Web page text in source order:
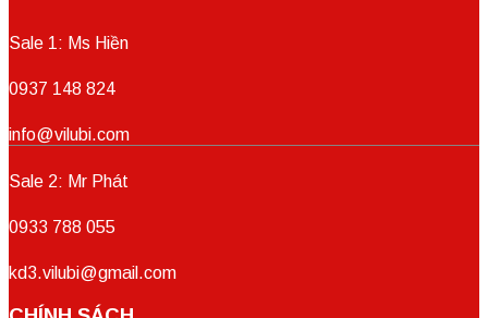
Sale 1: Ms Hiền
0937 148 824
info@vilubi.com
Sale 2: Mr Phát
0933 788 055
kd3.vilubi@gmail.com